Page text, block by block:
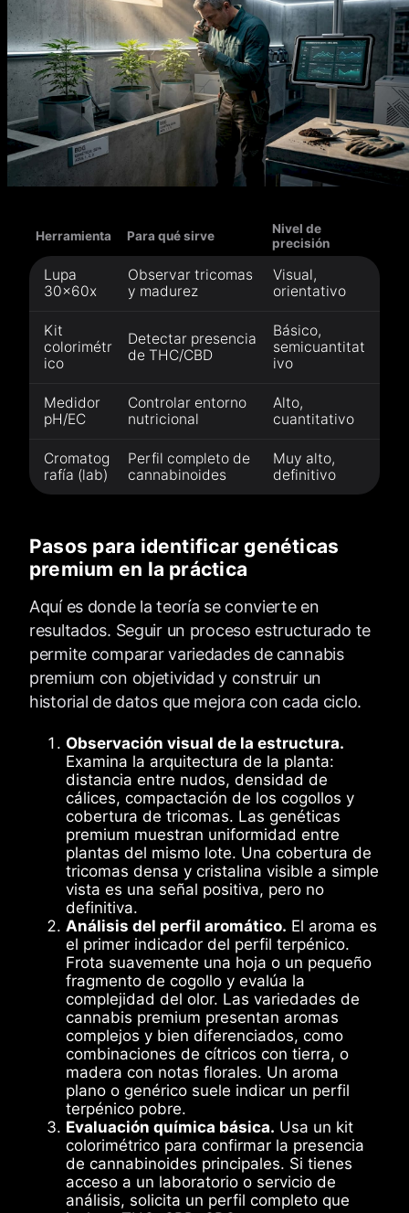
Herramienta Para qué sirve
Nivel de
precisión
Lupa
30x60x
Observar tricomas
y madurez
Visual,
orientativo
Kit
colorimétr
ico
Detectar presencia
de THC/CBD
Básico,
semicuantitat
ivo
Medidor
pH/EC
Controlar entorno
nutricional
Alto,
cuantitativo
Cromatog
rafía (lab)
Perfil completo de
cannabinoides
Muy alto,
definitivo
Pasos para identificar genéticas
premium en la práctica
Aquí es donde la teoría se convierte en
resultados. Seguir un proceso estructurado te
permite comparar variedades de cannabis
premium con objetividad y construir un
historial de datos que mejora con cada ciclo.
Observación visual de la estructura.
Examina la arquitectura de la planta:
distancia entre nudos, densidad de
cálices, compactación de los cogollos y
cobertura de tricomas. Las genéticas
premium muestran uniformidad entre
plantas del mismo lote. Una cobertura de
tricomas densa y cristalina visible a simple
vista es una señal positiva, pero no
definitiva.
Análisis del perfil aromático. El aroma es
el primer indicador del perfil terpénico.
Frota suavemente una hoja o un pequeño
fragmento de cogollo y evalúa la
complejidad del olor. Las variedades de
cannabis premium presentan aromas
complejos y bien diferenciados, como
combinaciones de cítricos con tierra, o
madera con notas florales. Un aroma
plano o genérico suele indicar un perfil
terpénico pobre.
Evaluación química básica. Usa un kit
colorimétrico para confirmar la presencia
de cannabinoides principales. Si tienes
acceso a un laboratorio o servicio de
análisis, solicita un perfil completo que